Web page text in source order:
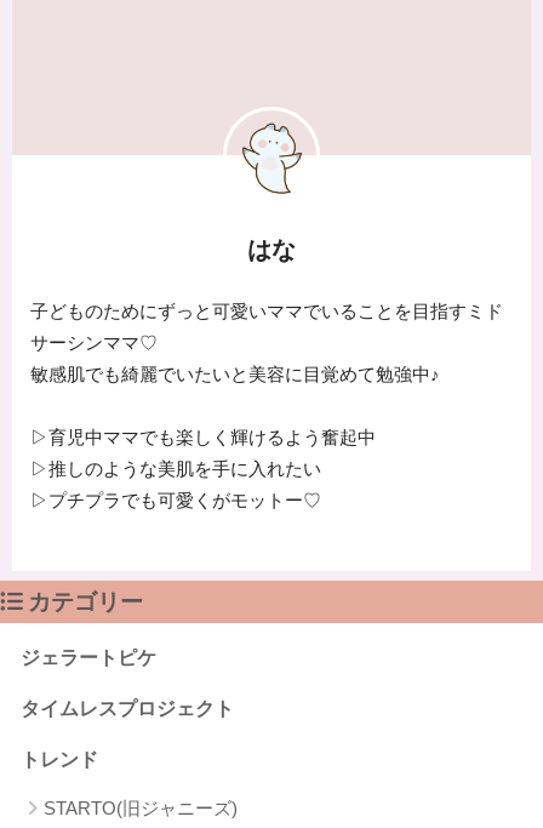
はな
子どものためにずっと可愛いママでいることを目指すミド
サーシンママ♡
敏感肌でも綺麗でいたいと美容に目覚めて勉強中♪
▷育児中ママでも楽しく輝けるよう奮起中
▷推しのような美肌を手に入れたい
▷プチプラでも可愛くがモットー♡
カテゴリー
ジェラートピケ
タイムレスプロジェクト
トレンド
STARTO(旧ジャニーズ)